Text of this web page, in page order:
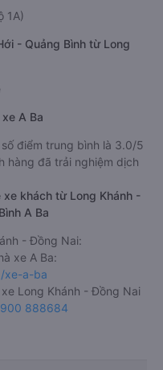
1A)
- Quảng Bình từ Long
A Ba
điểm trung bình là 3.0/5
hàng đã trải nghiệm dịch
xe khách từ Long Khánh -
A Ba
- Đồng Nai:
xe A Ba:
xe-a-ba
Long Khánh - Đồng Nai
888684